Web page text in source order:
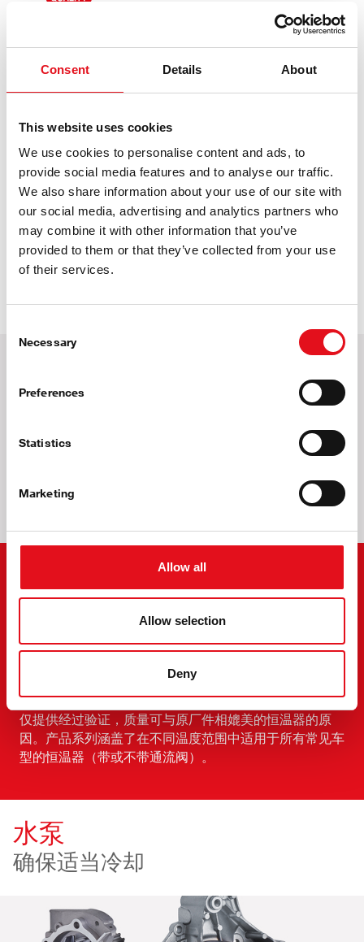
Consent Details About
This website uses cookies
We use cookies to personalise content and ads, to
provide social media features and to analyse our traffic.
We also share information about your use of our site with
our social media, advertising and analytics partners who
may combine it with other information that you’ve
provided to them or that they’ve collected from your use
of their services.
Selection
Necessary
Preferences
Statistics
Marketing
Allow all
Allow selection
Deny
符合整车厂要求
节温器
实现完美温控
发动机的温度是通过冷却液和恒温器来控制的。
温器故障或堵塞可能导致发动机过热。并给发动机造成严
因此, Ferdinand Bilstein
仅提供经过验证，质量可与原厂件相媲美的恒温器的原
因。产品系列涵盖了在不同温度范围中适用于所有常见车
型的恒温器（带或不带通流阀）。
水泵
确保适当冷却